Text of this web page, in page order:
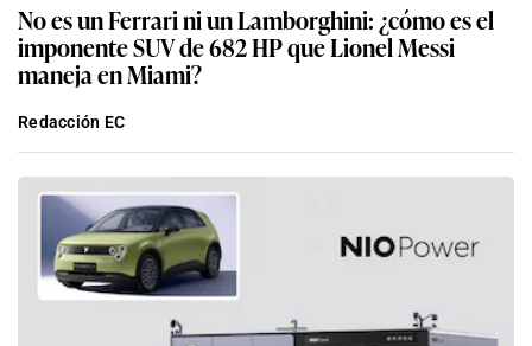
No es un Ferrari ni un Lamborghini: ¿cómo es el
imponente SUV de 682 HP que Lionel Messi
maneja en Miami?
Redacción EC